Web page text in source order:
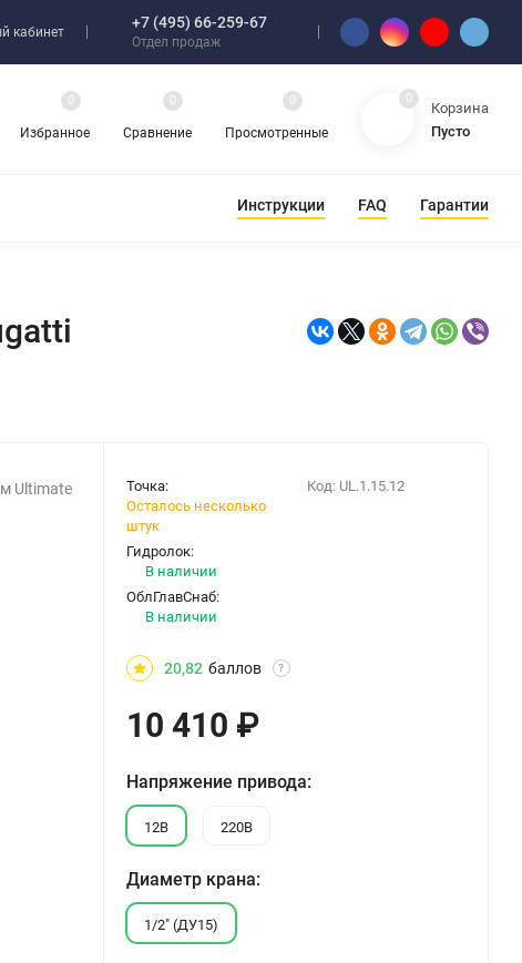
кабинет
+7 (495) 66-259-67
Отдел продаж
Избранное
0
Сравнение
0
Просмотренные
0 0
Корзина
Пусто
Инструкции FAQ Гарантии
Ultimate
Код: UL.1.15.12
Точка:
Осталось несколько
штук
Гидролок:
В наличии
ОблГлавСнаб:
В наличии
20,82 баллов ?
10 410 ₽
Напряжение привода:
12В 220В
Диаметр крана:
1/2" (ДУ15)